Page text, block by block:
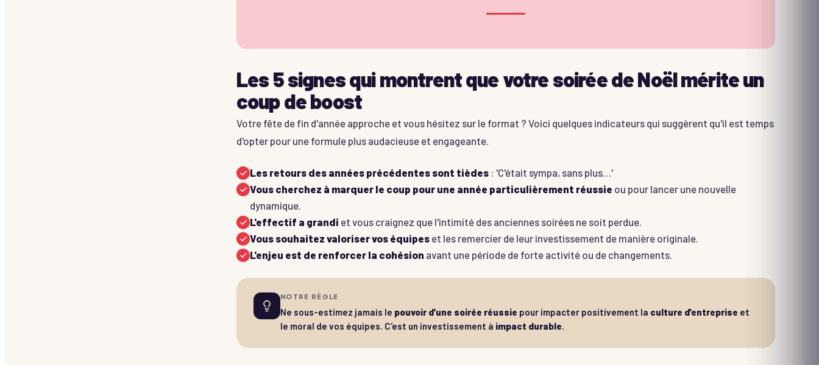
Les 5 signes qui montrent que votre soirée de Noël mérite un
coup de boost
Votre fête de fin d'année approche et vous hésitez sur le format ? Voici quelques indicateurs qui suggèrent qu'il est temps
d'opter pour une formule plus audacieuse et engageante.
Les retours des années précédentes sont tièdes : 'C'était sympa, sans plus…'
Vous cherchez à marquer le coup pour une année particulièrement réussie ou pour lancer une nouvelle
dynamique.
L'effectif a grandi et vous craignez que l'intimité des anciennes soirées ne soit perdue.
Vous souhaitez valoriser vos équipes et les remercier de leur investissement de manière originale.
L'enjeu est de renforcer la cohésion avant une période de forte activité ou de changements.
NOTRE RÈGLE
Ne sous-estimez jamais le pouvoir d'une soirée réussie pour impacter positivement la culture d'entreprise et
le moral de vos équipes. C'est un investissement à impact durable.